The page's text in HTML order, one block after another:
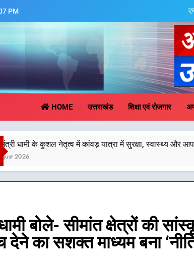
PM
Aage
HOME उत्तराखंड शिक्षा एवं रोजगार
कांवड़ यात्रा में सुरक्षा, स्वास्थ्य और आपातकालीन सेवाओं की बनी
बोले- सीमांत क्षेत्रों की
देने का सशक्त माध्यम बना